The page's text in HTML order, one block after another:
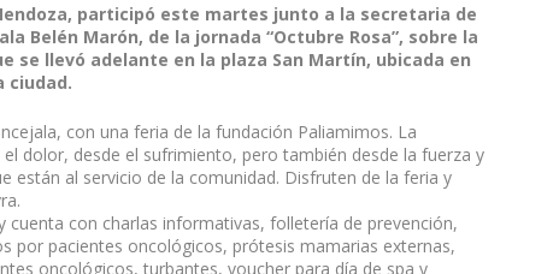
participó este martes junto a la secretaria de
Belén Marón, de la jornada “Octubre Rosa”, sobre la
se llevó adelante en la plaza San Martín, ubicada en
ciudad.
con una feria de la fundación Paliamimos. La
dolor, desde el sufrimiento, pero también desde la fuerza y
están al servicio de la comunidad. Disfruten de la feria y
cuenta con charlas informativas, folletería de prevención,
por pacientes oncológicos, prótesis mamarias externas,
oncológicos, turbantes, voucher para día de spa y